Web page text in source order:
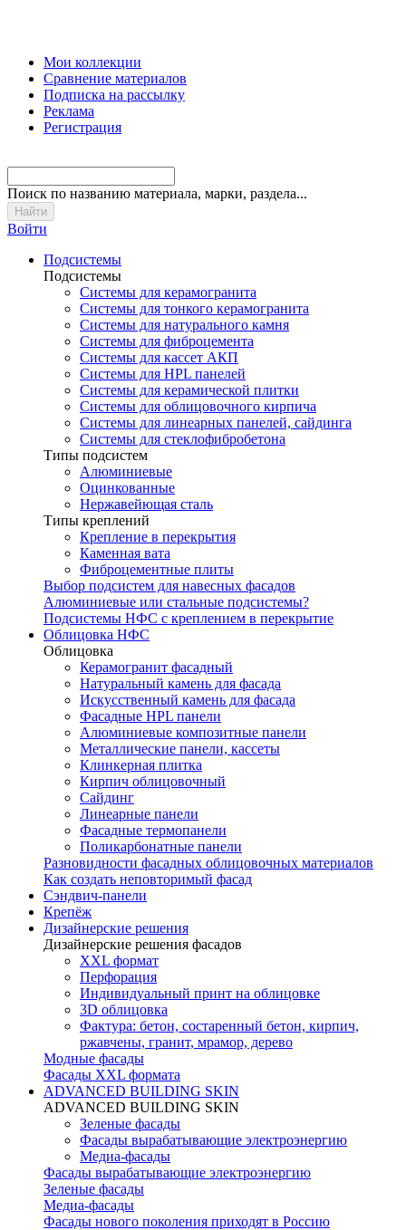
Мои коллекции
Сравнение материалов
Подписка на рассылку
Реклама
Регистрация
Поиск по названию материала, марки, раздела...
Войти
Подсистемы
Подсистемы
Системы для керамогранита
Системы для тонкого керамогранита
Системы для натурального камня
Системы для фиброцемента
Системы для кассет АКП
Системы для HPL панелей
Системы для керамической плитки
Системы для облицовочного кирпича
Системы для линеарных панелей, сайдинга
Системы для стеклофибробетона
Типы подсистем
Алюминиевые
Оцинкованные
Нержавейющая сталь
Типы креплений
Крепление в перекрытия
Каменная вата
Фиброцементные плиты
Выбор подсистем для навесных фасадов
Алюминиевые или стальные подсистемы?
Подсистемы НФС с креплением в перекрытие
Облицовка НФС
Облицовка
Керамогранит фасадный
Натуральный камень для фасада
Искусственный камень для фасада
Фасадные HPL панели
Алюминиевые композитные панели
Металлические панели, кассеты
Клинкерная плитка
Кирпич облицовочный
Сайдинг
Линеарные панели
Фасадные термопанели
Поликарбонатные панели
Разновидности фасадных облицовочных материалов
Как создать неповторимый фасад
Сэндвич-панели
Крепёж
Дизайнерские решения
Дизайнерские решения фасадов
XXL формат
Перфорация
Индивидуальный принт на облицовке
3D облицовка
Фактура: бетон, состаренный бетон, кирпич,
ржавчены, гранит, мрамор, дерево
Модные фасады
Фасады XXL формата
ADVANCED BUILDING SKIN
ADVANCED BUILDING SKIN
Зеленые фасады
Фасады вырабатывающие электроэнергию
Медиа-фасады
Фасады вырабатывающие электроэнергию
Зеленые фасады
Медиа-фасады
Фасады нового поколения приходят в Россию